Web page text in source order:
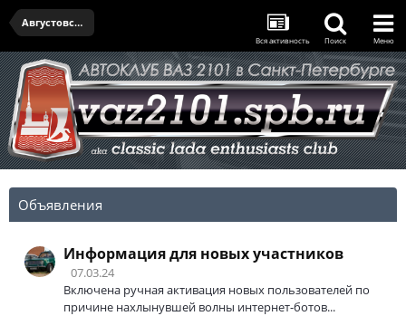
Августовская встреча - 19.08.2021
Вся активность Поиск Меню
Объявления
Информация для новых участников
07.03.24
Включена ручная активация новых пользователей по
причине нахлынувшей волны интернет-ботов...